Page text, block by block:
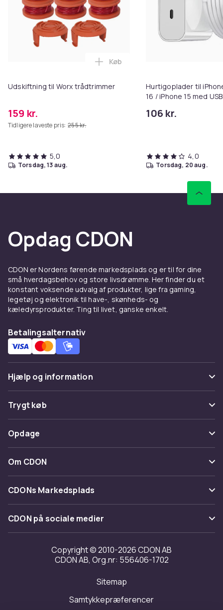
Udskiftning til Worx trådtrimmer
159 kr.
Tidligere laveste pris: 255 kr.
Læg Udskiftning til Worx
Køb
5,0
torsdag, 13 aug.
Hurtigoplader til
16 / iPhone 15 med
106 kr.
4,0
torsdag, 20 aug.
Opdag CDON
CDON er Nordens førende markedsplads og er til for dine
små hverdagsbehov og store livsdrømme. Her finder du et
konstant voksende udvalg af produkter, lige fra gaming,
legetøj og elektronik til have-, skønheds- og
kæledyrsprodukter. Ting til livet, ganske enkelt.
Betalingsalternativ
Hjælp og information
Ofte stillede spørgsmål
Spor pakke
Fortryd & returner her
Kontakt os
Trygt køb
Betaling
Levering
Tilbagekaldelser
Opdage
Kategorier
Maerke
Om CDON
Om os
Kundeanmeldelser
Arbejd på CDON
Investor relations
Tilgængelighed
CDONs Markedsplads
Merchant Help Center
CDON på sociale medier
Copyright © 2010-2026 CDON AB
CDON AB, Org.nr: 556406-1702
Sitemap
Samtykkepræferencer